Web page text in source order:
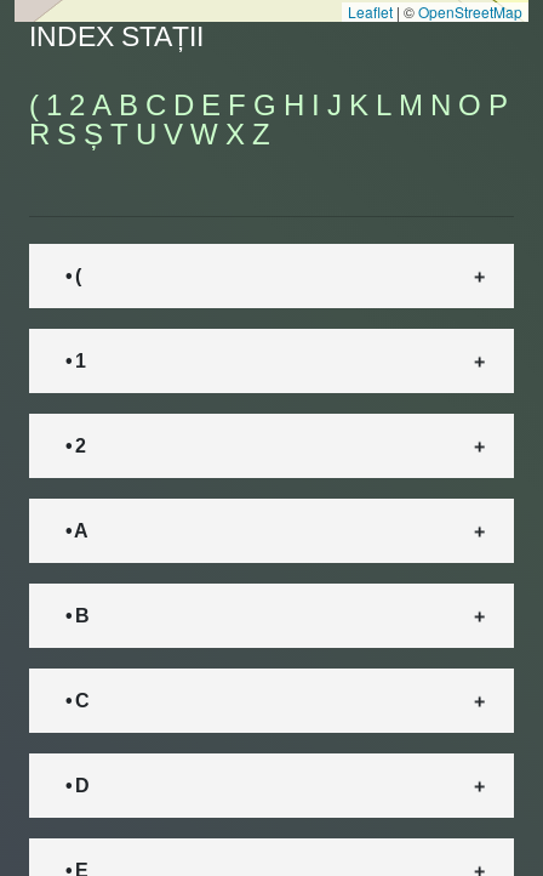
Leaflet | ©OpenStreetMap
INDEX STAȚII
( 1 2 A B C D E F G H I J K L M N O P
R S Ș T U V W X Z
• (
• 1
• 2
• A
• B
• C
• D
• E